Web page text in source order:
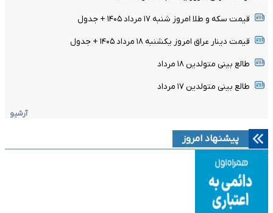
قیمت سکه و طلا امروز شنبه ۱۷ مرداد ۱۴۰۵ + جدول
قیمت دینار عراق امروز یکشنبه ۱۸ مرداد ۱۴۰۵ + جدول
طالع بینی متولدین ۱۸ مرداد
طالع بینی متولدین ۱۷ مرداد
آرشیو
پیشنهاد امروز